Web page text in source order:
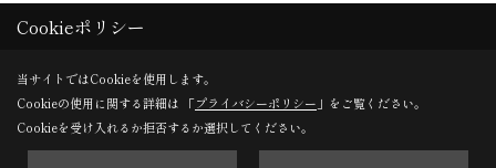
ゴールデンウィーク、夏季休暇
Copyright (c) TAKANO CONSTRUCTION CO.,LTD. All Rights Reserved.
Cookieポリシー
当サイトではCookieを使用します。
Cookieの使用に関する詳細は 「プライバシーポリシー 」をご覧ください。
Cookieを受け入れるか拒否するか選択してください。